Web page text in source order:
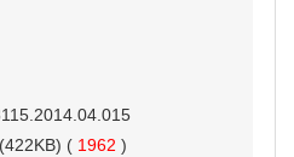
(422KB) ( 1962 )